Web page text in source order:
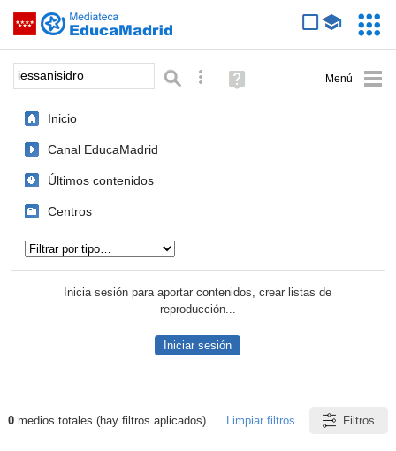
Saltar navegación
Palabra o frase: Búsqueda avanzada
Ayuda
(en
Inicio
Canal EducaMadrid
Últimos contenidos
Centros
Inicia sesión para aportar contenidos, crear listas de
reproducción...
Iniciar sesión
Resultados de: iessanisidro
0medios totales (hay filtros aplicados) Limpiar filtros Filtros